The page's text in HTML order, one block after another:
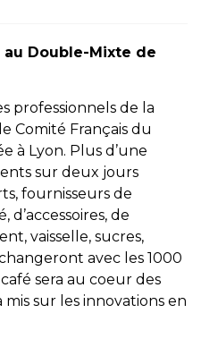
au Double-Mixte de
professionnels de la
Comité Français du
à Lyon. Plus d’une
sur deux jours
fournisseurs de
d’accessoires, de
vaisselle, sucres,
avec les 1000
sera au coeur des
mis sur les innovations en